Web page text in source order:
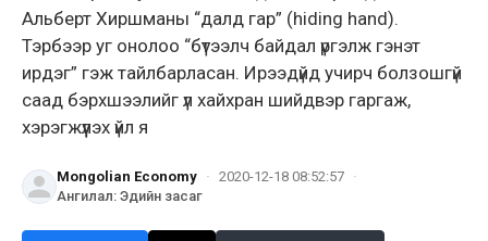
Альберт Хиршманы “далд гар” (hiding hand).
Тэрбээр уг онолоо “бүтээлч байдал үргэлж гэнэт
ирдэг” гэж тайлбарласан. Ирээдүйд учирч болзошгүй
саад бэрхшээлийг үл хайхран шийдвэр гаргаж,
хэрэгжүүлэх үйл я
Mongolian Economy · 2020-12-18 08:52:57 ·
Ангилал: Эдийн засаг